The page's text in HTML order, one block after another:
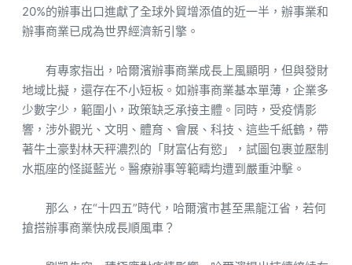
20%的辦事出口進獻了全球外貿增添值的近一半，辦事業和
辦事商業已成為世界經濟新引擎。
有專家指出，哈爾濱辦事商業成長上風顯明，但與發財
地域比擬，還存在不小短板。如辦事商業基本單薄，企業多
少數字少，範圍小，政策缺乏承接主體。同時，受疫情影
響，涉外觀光、文明、體育、會展、科技、這些千紙鶴，帶
著牛土豪對林天秤濃烈的「財富佔有慾」，試圖包裹並壓制
水瓶座的怪誕藍光。醫療辦事等範疇均遭到嚴重沖擊。
那么，在“十四五”時代，哈爾濱市甚至黑龍江省，若何
搶搭辦事商業快成長順風車？